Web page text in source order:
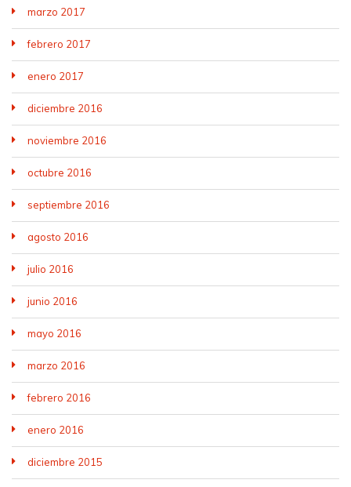
marzo 2017
febrero 2017
enero 2017
diciembre 2016
noviembre 2016
octubre 2016
septiembre 2016
agosto 2016
julio 2016
junio 2016
mayo 2016
marzo 2016
febrero 2016
enero 2016
diciembre 2015